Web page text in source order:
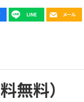
無料）